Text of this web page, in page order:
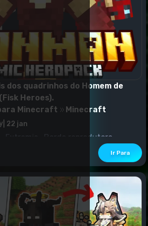
dos quadrinhos do Homem de
Heroes).
Minecraft Minecraft
22 jan
|Lista de Equipes -Extremis -Borda reprodutora...
Ir Para